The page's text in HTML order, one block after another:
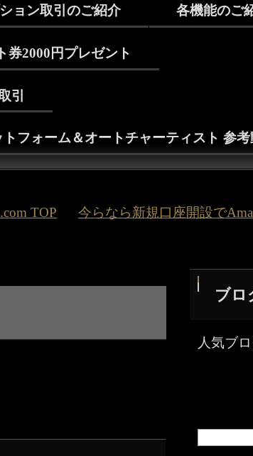
ョン取引のご紹介 各機能のご
券2000円プレゼント
引
フォーム＆オートチャーティスト 参
TOP
今らなら新規口座開設で
ブロ
人気ブ